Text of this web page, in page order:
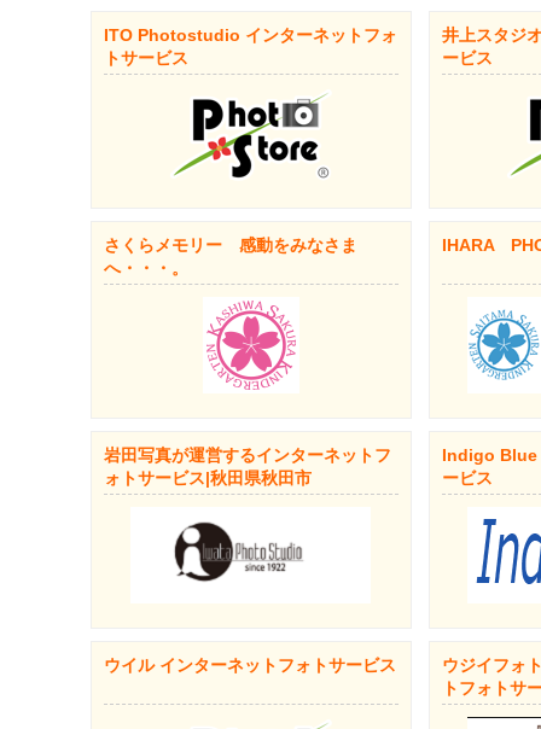
ITO Photostudio インターネットフォ
トサービス
井上スタジ
ービス
さくらメモリー 感動をみなさま
へ・・・。
IHARA
岩田写真が運営するインターネットフ
ォトサービス|秋田県秋田市
Indigo Blue
ービス
ウイル インターネットフォトサービス
ウジイフォ
トフォトサ